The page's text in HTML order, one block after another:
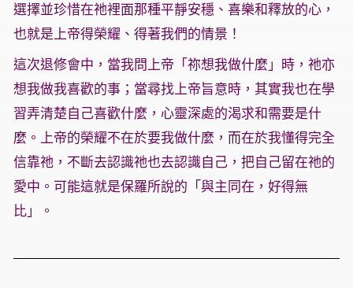
選擇並珍惜在祂裡面那種平靜安穩、喜樂和釋放的心，
也就是上帝得榮耀、得著我們的情景！
這次退修會中，當我問上帝「祢想我做什麼」時，祂亦
想我做我喜歡的事；當尋找上帝旨意時，其實我也在學
習弄清楚自己喜歡什麼，心靈深處的渴求和需要是什
麼。上帝的榮耀不在於要我做什麼，而在於我懂得完全
信靠祂，不斷去認識祂也去認識自己，把自己留在祂的
愛中。可能這就是保羅所說的「與主同在，好得無
比」。